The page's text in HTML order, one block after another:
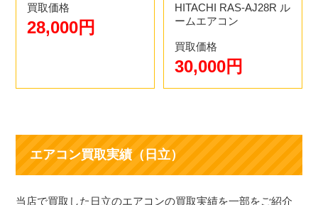
2.LINE・電話などでお問い合わせ
にあるとスムーズです。
2.ご来店
ご予約いただいた日に店頭へお持ちください。査定は10分
買取価格
28,000円
HITACHI RAS-AJ28R ル
ームエアコン
買取価格
30,000円
エアコン買取実績（日立）
当店で買取した日立のエアコンの買取実績を一部をご紹介